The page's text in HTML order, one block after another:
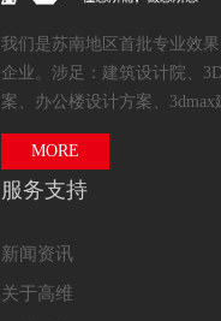
我们是苏南地区首批专业效
企业。涉足：建筑设计院、
案、办公楼设计方案、
MORE
服务支持
新闻资讯
关于高维